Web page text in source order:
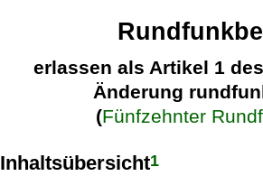
erlassen als Artikel 1
Änderung
(Fünfzehnter
Inhaltsübersicht1